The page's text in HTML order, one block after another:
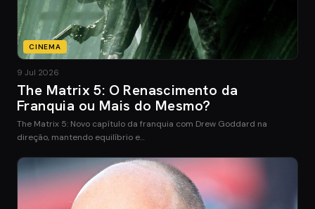
CINEMA
9 Jul 2026
The Matrix 5: O Renascimento da
Franquia ou Mais do Mesmo?
The Matrix 5: Novo capítulo da franquia com Drew Goddard na
direção, mantendo equilíbrio e…